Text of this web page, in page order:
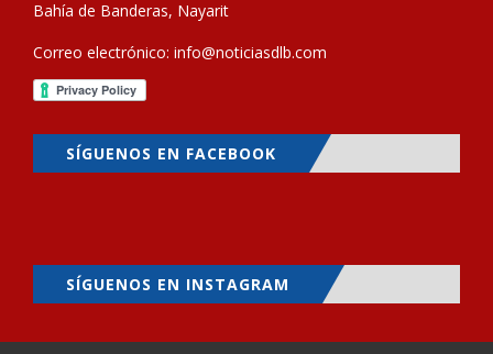
Bahía de Banderas, Nayarit
Correo electrónico: info@noticiasdlb.com
SÍGUENOS EN FACEBOOK
SÍGUENOS EN INSTAGRAM